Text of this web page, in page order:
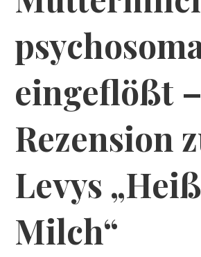
eingeflößt –
Rezension
Levys
Milch“